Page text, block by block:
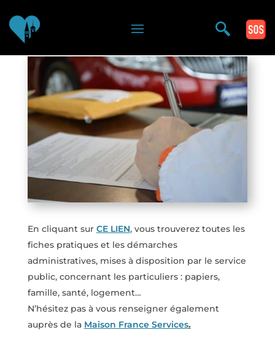
Vous êtes ici >
En cliquant sur CE LIEN, vous trouverez toutes les
fiches pratiques et les démarches
administratives, mises à disposition par le service
public, concernant les particuliers : papiers,
famille, santé, logement…
N’hésitez pas à vous renseigner également
auprès de la Maison France Services.